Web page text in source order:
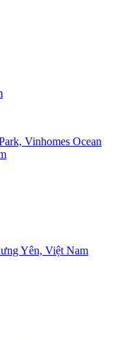
Vinhomes Ocean
Yên, Việt Nam